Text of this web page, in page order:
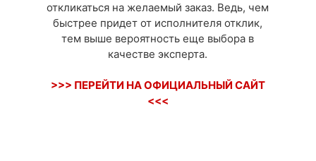
откликаться на желаемый заказ. Ведь, чем
быстрее придет от исполнителя отклик,
тем выше вероятность еще выбора в
качестве эксперта.
>>> ПЕРЕЙТИ НА ОФИЦИАЛЬНЫЙ САЙТ
<<<